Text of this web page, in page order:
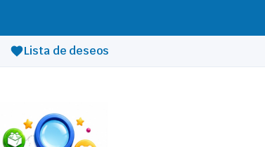
Lista de deseos